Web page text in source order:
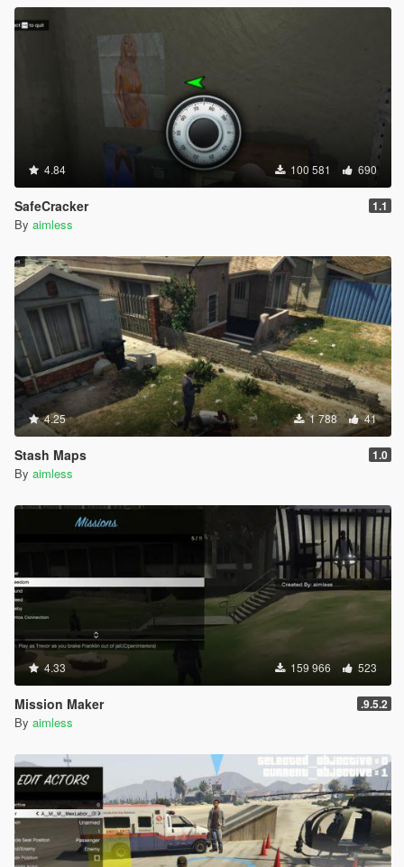
4.84 100 581 690
SafeCracker 1.1
By aimless
4.25 1 788 41
Stash Maps 1.0
By aimless
4.33 159 966 523
Mission Maker .9.5.2
By aimless